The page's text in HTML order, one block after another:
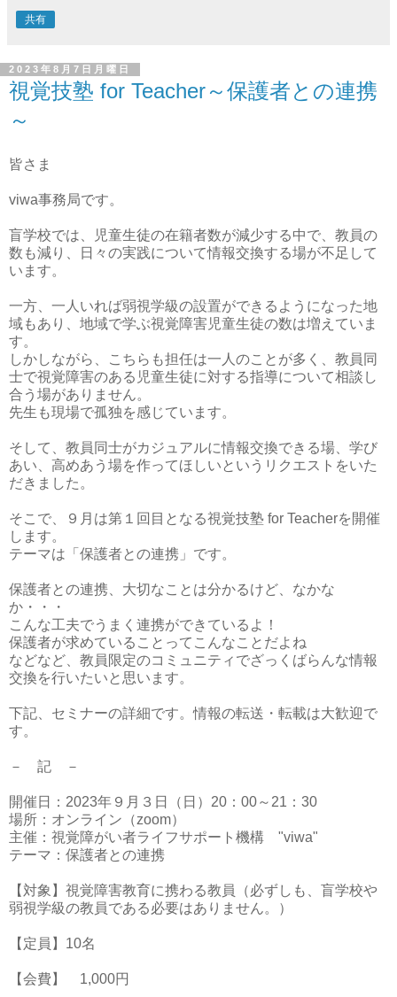
共有
2023年8月7日月曜日
視覚技塾 for Teacher～保護者との連携
～
皆さま
viwa事務局です。
盲学校では、児童生徒の在籍者数が減少する中で、教員の
数も減り、日々の実践について情報交換する場が不足して
います。
一方、一人いれば弱視学級の設置ができるようになった地
域もあり、地域で学ぶ視覚障害児童生徒の数は増えていま
す。
しかしながら、こちらも担任は一人のことが多く、教員同
士で視覚障害のある児童生徒に対する指導について相談し
合う場がありません。
先生も現場で孤独を感じています。
そして、教員同士がカジュアルに情報交換できる場、学び
あい、高めあう場を作ってほしいというリクエストをいた
だきました。
そこで、９月は第１回目となる視覚技塾 for Teacherを開催
します。
テーマは「保護者との連携」です。
保護者との連携、大切なことは分かるけど、なかな
か・・・
こんな工夫でうまく連携ができているよ！
保護者が求めていることってこんなことだよね
などなど、教員限定のコミュニティでざっくばらんな情報
交換を行いたいと思います。
下記、セミナーの詳細です。情報の転送・転載は大歓迎で
す。
－ 記 －
開催日：2023年９月３日（日）20：00～21：30
場所：オンライン（zoom）
主催：視覚障がい者ライフサポート機構 "viwa"
テーマ：保護者との連携
【対象】視覚障害教育に携わる教員（必ずしも、盲学校や
弱視学級の教員である必要はありません。）
【定員】10名
【会費】 1,000円